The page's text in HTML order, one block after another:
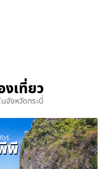
เที่ยว
จังหวัดกระบี่
วร์พี